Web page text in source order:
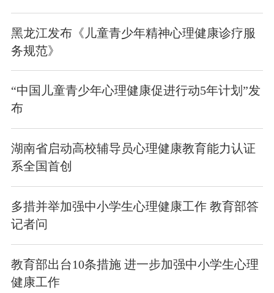
黑龙江发布《儿童青少年精神心理健康诊疗服
务规范》
“中国儿童青少年心理健康促进行动5年计划”发
布
湖南省启动高校辅导员心理健康教育能力认证
系全国首创
多措并举加强中小学生心理健康工作 教育部答
记者问
教育部出台10条措施 进一步加强中小学生心理
健康工作